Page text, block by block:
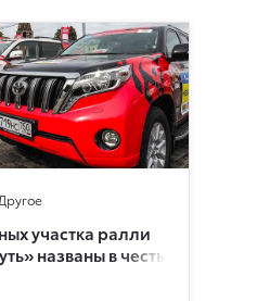
Другое
участка ралли
названы в честь